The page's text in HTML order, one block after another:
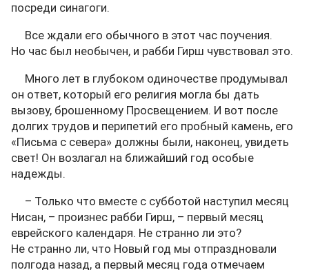
посреди синагоги.
Все ждали его обычного в этот час поучения.
Но час был необычен, и рабби Гирш чувствовал это.
Много лет в глубоком одиночестве продумывал
он ответ, который его религия могла бы дать
вызову, брошенному Просвещением. И вот после
долгих трудов и перипетий его пробный камень, его
«Письма с севера» должны были, наконец, увидеть
свет! Он возлагал на ближайший год особые
надежды.
– Только что вместе с субботой наступил месяц
Нисан, – произнес рабби Гирш, – первый месяц
еврейского календаря. Не странно ли это?
Не странно ли, что Новый год мы отпраздновали
полгода назад, а первый месяц года отмечаем